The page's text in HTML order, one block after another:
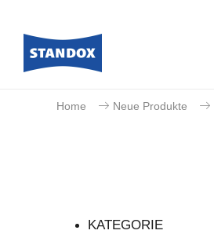
Home Neue Produkte
KATEGORIE